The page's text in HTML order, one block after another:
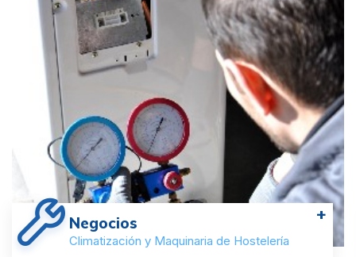
Negocios
Climatización y Maquinaria de Hostelería
+